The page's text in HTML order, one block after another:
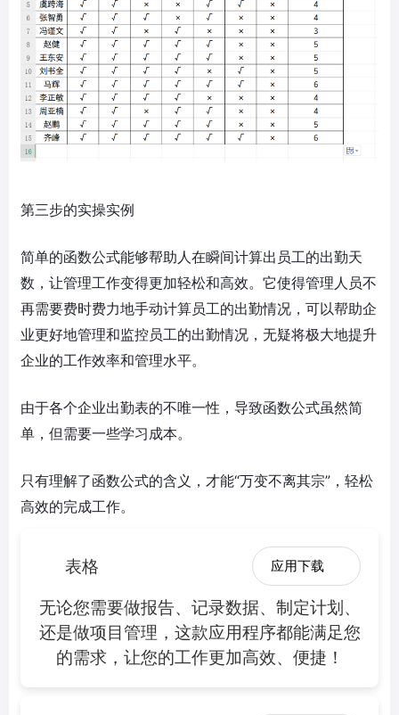
第三步的实操实例
简单的函数公式能够帮助人在瞬间计算出员工的出勤天
数，让管理工作变得更加轻松和高效。它使得管理人员不
再需要费时费力地手动计算员工的出勤情况，可以帮助企
业更好地管理和监控员工的出勤情况，无疑将极大地提升
企业的工作效率和管理水平。
由于各个企业出勤表的不唯一性，导致函数公式虽然简
单，但需要一些学习成本。
只有理解了函数公式的含义，才能“万变不离其宗”，轻松
高效的完成工作。
表格 应用下载
无论您需要做报告、记录数据、制定计划、
还是做项目管理，这款应用程序都能满足您
的需求，让您的工作更加高效、便捷！